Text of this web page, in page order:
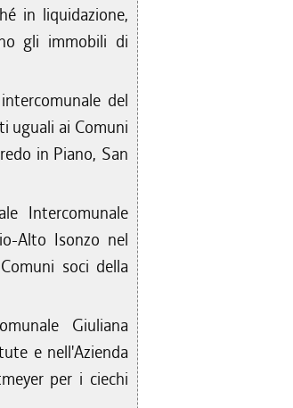
in liquidazione,
gli immobili di
del
uguali ai Comuni
in Piano, San
Intercomunale
Alto Isonzo nel
soci della
Giuliana
e nell'Azienda
per i ciechi